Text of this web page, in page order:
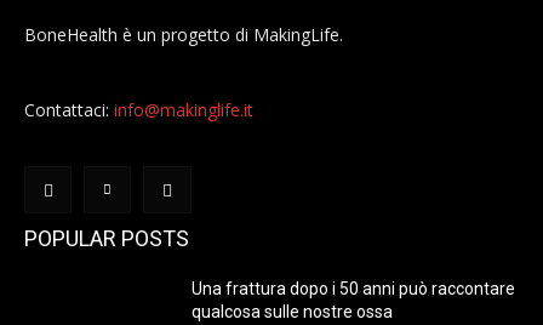
BoneHealth è un progetto di MakingLife.
Contattaci: info@makinglife.it
POPULAR POSTS
Una frattura dopo i 50 anni può raccontare
qualcosa sulle nostre ossa